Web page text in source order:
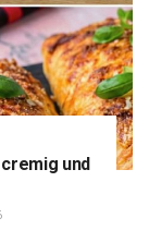
und